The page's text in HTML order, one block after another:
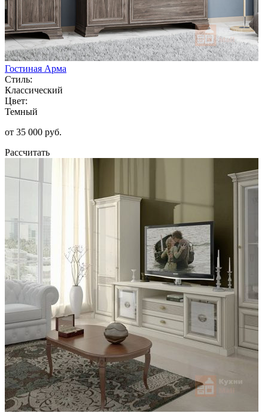
Гостиная Арма
Стиль:
Классический
Цвет:
Темный
от 35 000 руб.
Рассчитать